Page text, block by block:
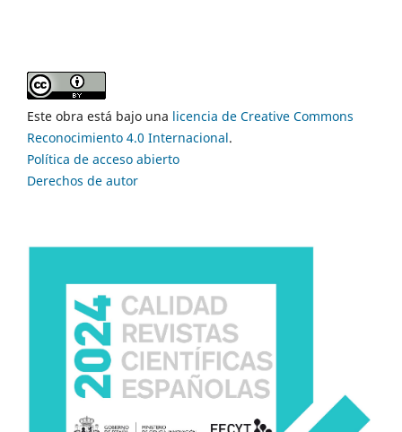
Este obra está bajo una licencia de Creative Commons
Reconocimiento 4.0 Internacional.
Política de acceso abierto
Derechos de autor